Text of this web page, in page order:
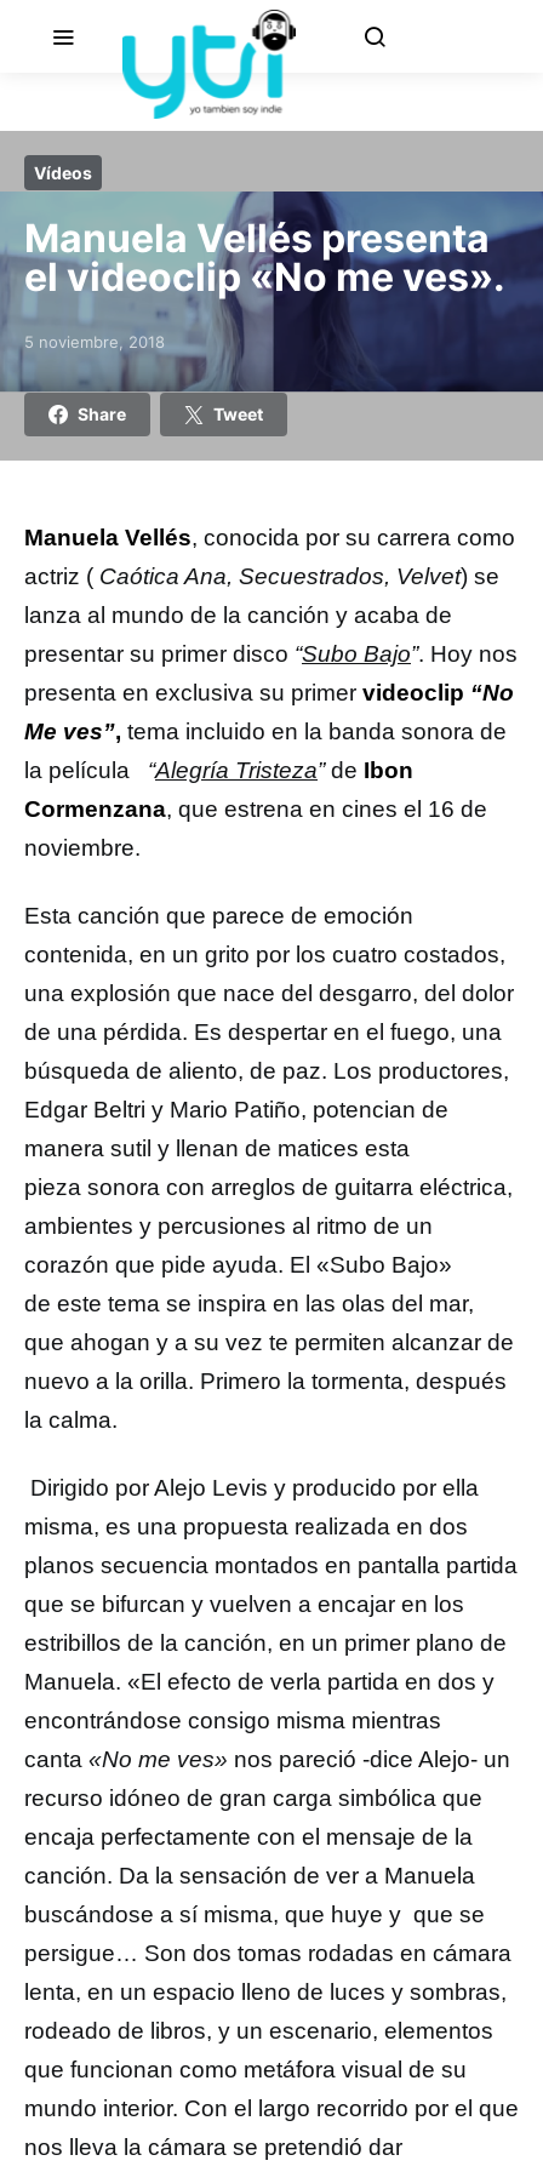
Vídeos
Manuela Vellés presenta
el videoclip «No me ves».
Posted on
5 noviembre, 2018
Share Tweet
Manuela Vellés, conocida por su carrera como
actriz ( Caótica Ana, Secuestrados, Velvet) se
lanza al mundo de la canción y acaba de
presentar su primer disco “Subo Bajo”. Hoy nos
presenta en exclusiva su primer videoclip “No
Me ves”, tema incluido en la banda sonora de
la película “Alegría Tristeza”de Ibon
Cormenzana, que estrena en cines el 16 de
noviembre.
Esta canción que parece de emoción
contenida, en un grito por los cuatro costados,
una explosión que nace del desgarro, del dolor
de una pérdida. Es despertar en el fuego, una
búsqueda de aliento, de paz. Los productores,
Edgar Beltri y Mario Patiño, potencian de
manera sutil y llenan de matices esta
pieza sonora con arreglos de guitarra eléctrica,
ambientes y percusiones al ritmo de un
corazón que pide ayuda. El «Subo Bajo»
de este tema se inspira en las olas del mar,
que ahogan y a su vez te permiten alcanzar de
nuevo a la orilla. Primero la tormenta, después
la calma.
Dirigido por Alejo Levis y producido por ella
misma, es una propuesta realizada en dos
planos secuencia montados en pantalla partida
que se bifurcan y vuelven a encajar en los
estribillos de la canción, en un primer plano de
Manuela. «El efecto de verla partida en dos y
encontrándose consigo misma mientras
canta «No me ves» nos pareció -dice Alejo- un
recurso idóneo de gran carga simbólica que
encaja perfectamente con el mensaje de la
canción. Da la sensación de ver a Manuela
buscándose a sí misma, que huye y que se
persigue… Son dos tomas rodadas en cámara
lenta, en un espacio lleno de luces y sombras,
rodeado de libros, y un escenario, elementos
que funcionan como metáfora visual de su
mundo interior. Con el largo recorrido por el que
nos lleva la cámara se pretendió dar